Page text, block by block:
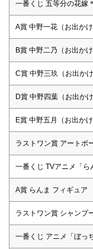
一番くじ 五等分の花嫁
A賞 中野一花（お出か
B賞 中野二乃（お出か
C賞 中野三玖（お出か
D賞 中野四葉（お出か
E賞 中野五月（お出か
ラストワン賞 アートボ
一番くじ TVアニメ「ら
A賞 らんま フィギュア
ラストワン賞 シャンプ
一番くじ アニメ「ぼっ